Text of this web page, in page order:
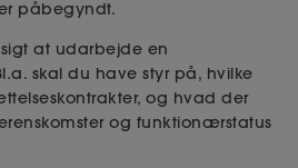
påbegyndt.
at udarbejde en
skal du have styr på, hvilke
og hvad der
og funktionærstatus